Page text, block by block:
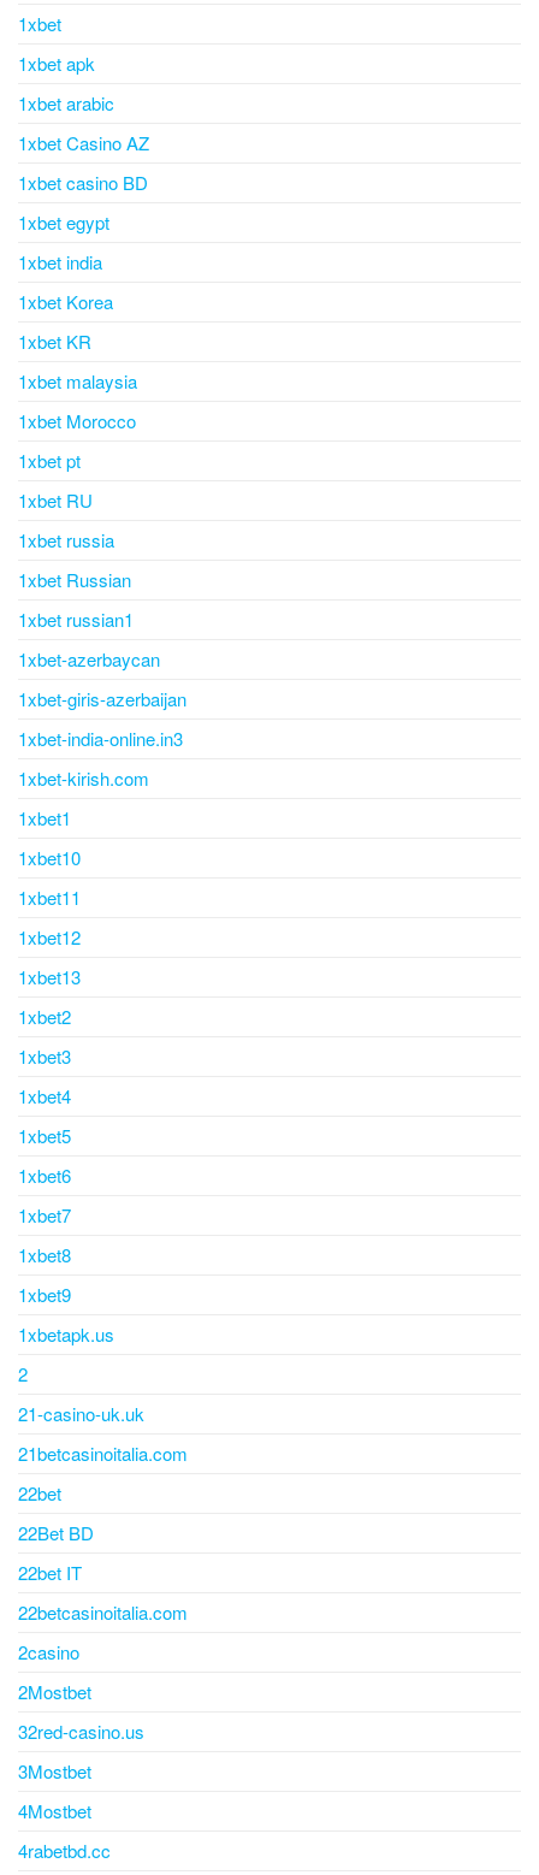
1xbet
1xbet apk
1xbet arabic
1xbet Casino AZ
1xbet casino BD
1xbet egypt
1xbet india
1xbet Korea
1xbet KR
1xbet malaysia
1xbet Morocco
1xbet pt
1xbet RU
1xbet russia
1xbet Russian
1xbet russian1
1xbet-azerbaycan
1xbet-giris-azerbaijan
1xbet-india-online.in3
1xbet-kirish.com
1xbet1
1xbet10
1xbet11
1xbet12
1xbet13
1xbet2
1xbet3
1xbet4
1xbet5
1xbet6
1xbet7
1xbet8
1xbet9
1xbetapk.us
2
21-casino-uk.uk
21betcasinoitalia.com
22bet
22Bet BD
22bet IT
22betcasinoitalia.com
2casino
2Mostbet
32red-casino.us
3Mostbet
4Mostbet
4rabetbd.cc